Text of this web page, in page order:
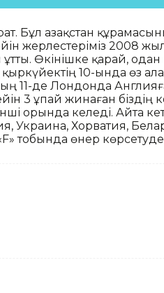
Бұл Қазақстан
жерлестеріміз 2008
Өкінішке қарай,
10-ында өз
11-де Лондонда
3 ұпай жинаған біздің
орында келеді. Айта
Украина, Хорватия,
тобында өнер